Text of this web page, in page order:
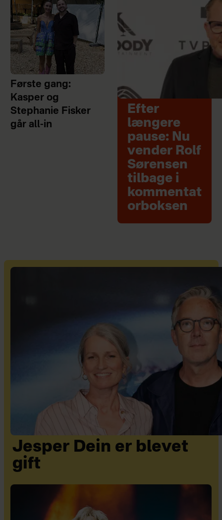
Første gang:
Kasper og
Stephanie Fisker
går all-in
Efter
længere
pause: Nu
vender Rolf
Sørensen
tilbage i
kommentat
orboksen
Jesper Dein er blevet
gift